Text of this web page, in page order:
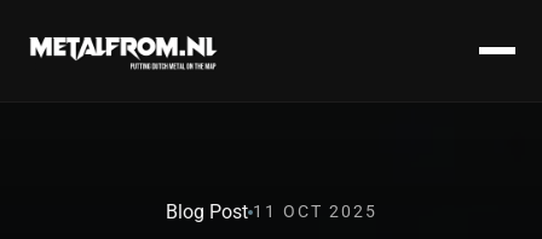
Blog Post 11 OCT 2025